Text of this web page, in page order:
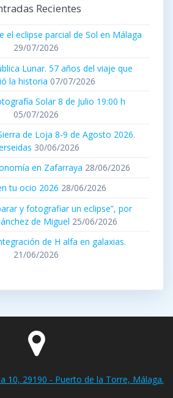
Recientes
el eclipse parcial de Sol en Málaga
29/07/2026
Lunar. 57 años del viaje que
la historia 07/07/2026
Solar 8 de Julio 19:00 h
05/07/2026
de Loja 8-9 de Agosto 2026.
30/06/2026
en Zafarraya 28/06/2026
tu ocio 2026 28/06/2026
y fotografiar un eclipse”, por
de Miguel 25/06/2026
de H alfa en galaxias.
21/06/2026
10, 29190 - Puerto de la Torre, Málaga.